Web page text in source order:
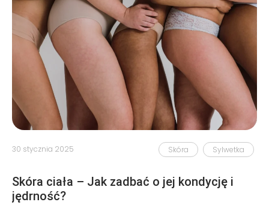
Skóra Sylwetka
30 stycznia 2025
Skóra ciała – Jak zadbać o jej kondycję i
jędrność?